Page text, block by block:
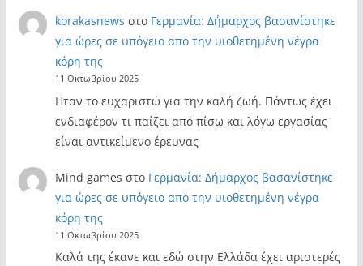
korakasnews στο Γερμανία: Δήμαρχος βασανίστηκε
για ώρες σε υπόγειο από την υιοθετημένη νέγρα
κόρη της
11 Οκτωβρίου 2025
Ηταν το ευχαριστώ για την καλή ζωή. Πάντως έχει
ενδιαφέρον τι παίζει από πίσω και λόγω εργασίας
είναι αντικείμενο έρευνας
Mind games στο Γερμανία: Δήμαρχος βασανίστηκε
για ώρες σε υπόγειο από την υιοθετημένη νέγρα
κόρη της
11 Οκτωβρίου 2025
Καλά της έκανε και εδώ στην Ελλάδα έχει αριστερές